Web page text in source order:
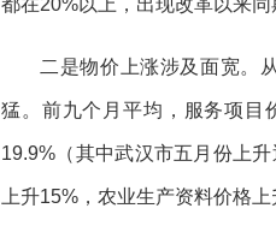
都在20%以上，出现改革以来同
二是物价上涨涉及面宽。
猛。前九个月平均，服务项目
19.9%（其中武汉市五月份上
上升15%，农业生产资料价格上